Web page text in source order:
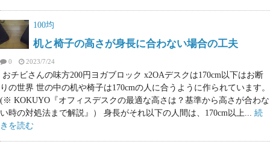
100均
机と椅子の高さが身長に合わない場合の工夫
0 2023/7/24
おチビさんの味方200円ヨガブロック x2OAデスクは170cm以下はお断
りの世界 世の中の机や椅子は170cmの人に合うように作られています。
(※ KOKUYO『オフィスデスクの最適な高さは？基準から高さが合わな
い時の対処法まで解説』） 身長がそれ以下の人間は、170cm以上... 続
きを読む